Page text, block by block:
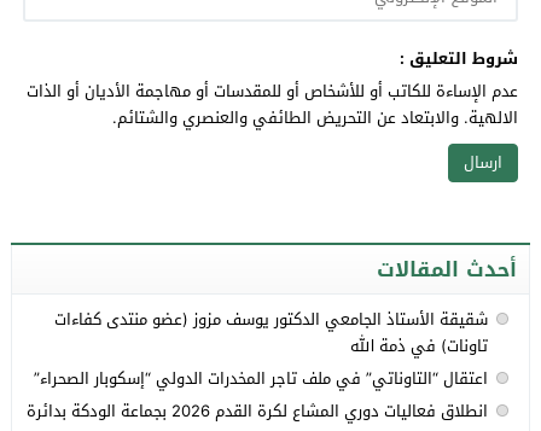
شروط التعليق :
عدم الإساءة للكاتب أو للأشخاص أو للمقدسات أو مهاجمة الأديان أو الذات
الالهية. والابتعاد عن التحريض الطائفي والعنصري والشتائم.
أحدث المقالات
شقيقة الأستاذ الجامعي الدكتور يوسف مزوز (عضو منتدى كفاءات
تاونات) في ذمة الله
اعتقال “التاوناتي” في ملف تاجر المخدرات الدولي “إسكوبار الصحراء”
انطلاق فعاليات دوري المشاع لكرة القدم 2026 بجماعة الودكة بدائرة